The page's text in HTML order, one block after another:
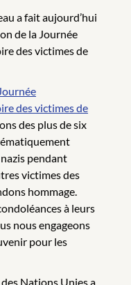
a fait aujourd’hui
de la Journée
des victimes de
Journée
des victimes de
des plus de six
pendant
victimes des
hommage.
à leurs
nous engageons
pour les
des Nations Unies a